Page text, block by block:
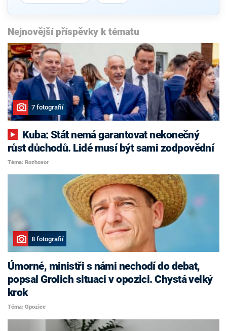
Nejnovější příspěvky k tématu
7 fotografií
růst důchodů. Lidé musí být sami zodpovědní
Téma: Rozhovor
8 fotografií
Úmorné, ministři s námi nechodí do debat,
popsal Grolich situaci v opozici. Chystá velký
krok
Téma: Opozice